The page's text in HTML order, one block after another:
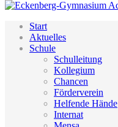
Start
Aktuelles
Schule
Schulleitung
Kollegium
Chancen
Förderverein
Helfende Hände
Internat